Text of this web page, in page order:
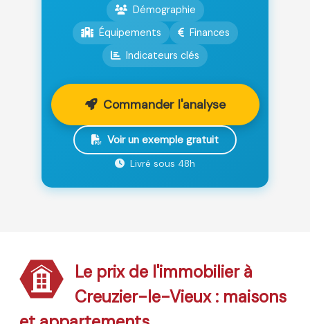
Démographie
Équipements
Finances
Indicateurs clés
Commander l'analyse
Voir un exemple gratuit
Livré sous 48h
Le prix de l'immobilier à
Creuzier-le-Vieux : maisons